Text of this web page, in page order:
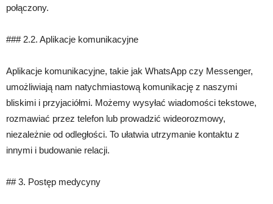
połączony.
### 2.2. Aplikacje komunikacyjne
Aplikacje komunikacyjne, takie jak WhatsApp czy Messenger,
umożliwiają nam natychmiastową komunikację z naszymi
bliskimi i przyjaciółmi. Możemy wysyłać wiadomości tekstowe,
rozmawiać przez telefon lub prowadzić wideorozmowy,
niezależnie od odległości. To ułatwia utrzymanie kontaktu z
innymi i budowanie relacji.
## 3. Postęp medycyny